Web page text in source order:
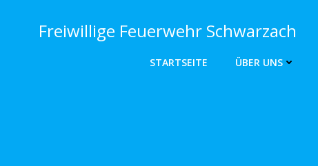
springenFreiwillige Feuerwehr Schwarzach
STARTSEITE ÜBER UNS